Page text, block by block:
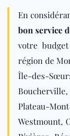
En
bon service
votre
région de
Île-des-
Plateau-
Westmount,